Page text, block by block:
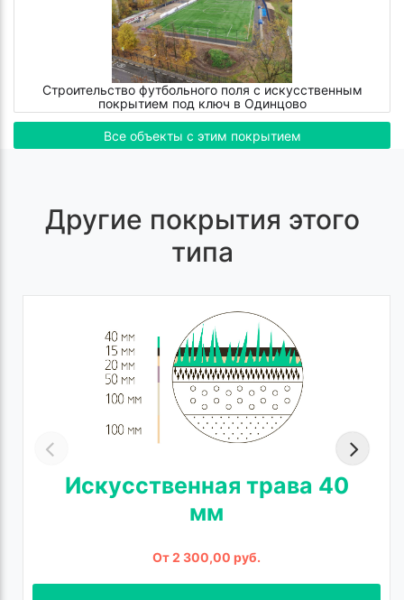
Строительство футбольного поля с искусственным
покрытием под ключ в Одинцово
Все объекты с этим покрытием
Другие покрытия этого
типа
Искусственная трава 40
мм
От 2 300,00 руб.